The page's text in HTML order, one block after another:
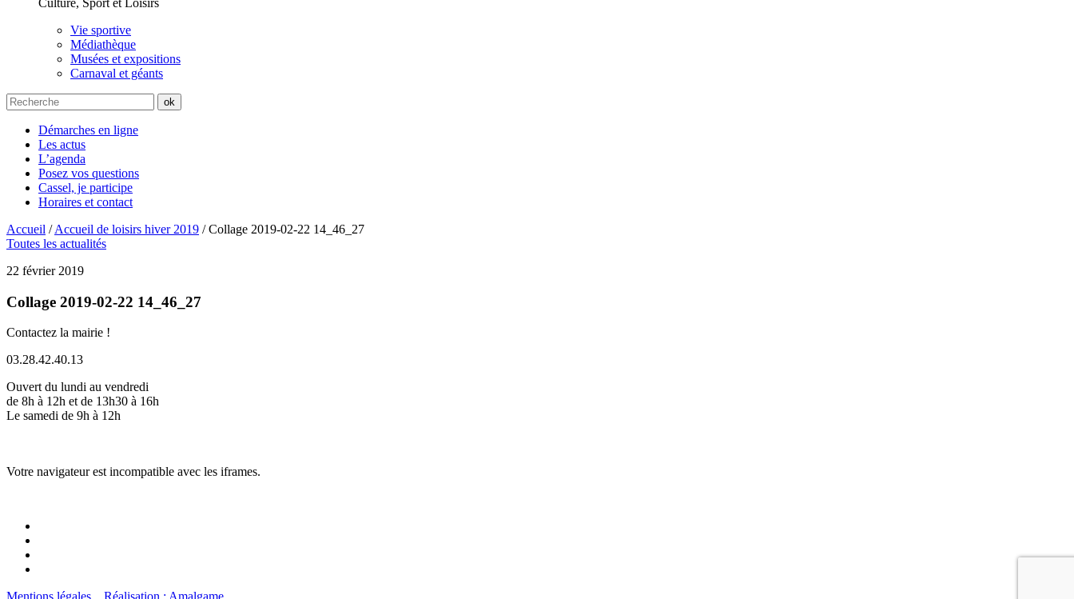
Culture, Sport et Loisirs
Vie sportive
Médiathèque
Musées et expositions
Carnaval et géants
Démarches en ligne
Les actus
L’agenda
Posez vos questions
Cassel, je participe
Horaires et contact
Accueil /Accueil de loisirs hiver 2019 /Collage 2019-02-22 14_46_27
Toutes les actualités
22 février 2019
Collage 2019-02-22 14_46_27
Contactez la mairie !
03.28.42.40.13
Ouvert du lundi au vendredi
de 8h à 12h et de 13h30 à 16h
Le samedi de 9h à 12h
Votre navigateur est incompatible avec les iframes.